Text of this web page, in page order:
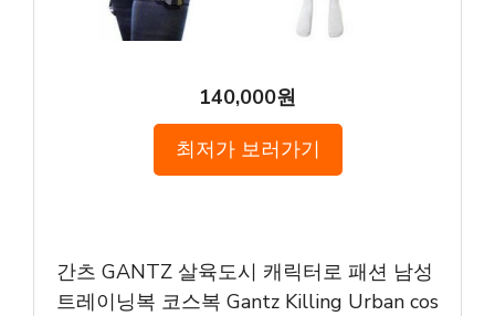
140,000원
최저가 보러가기
간츠 GANTZ 살육도시 캐릭터로 패션 남성
트레이닝복 코스복 Gantz Killing Urban cos